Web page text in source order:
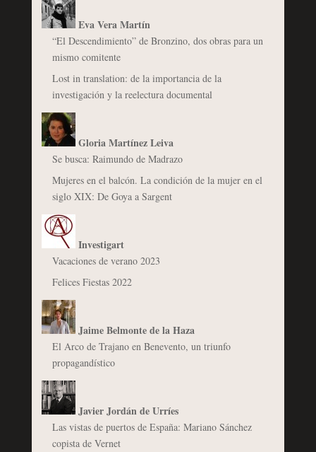
Eva Vera Martín
“El Descendimiento” de Bronzino, dos obras para un
mismo comitente
Lost in translation: de la importancia de la
investigación y la reelectura documental
Gloria Martínez Leiva
Se busca: Raimundo de Madrazo
Mujeres en el balcón. La condición de la mujer en el
siglo XIX: De Goya a Sargent
Investigart
Vacaciones de verano 2023
Felices Fiestas 2022
Jaime Belmonte de la Haza
El Arco de Trajano en Benevento, un triunfo
propagandístico
Javier Jordán de Urríes
Las vistas de puertos de España: Mariano Sánchez
copista de Vernet